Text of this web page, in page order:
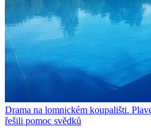
Drama na lomnickém koupališti.
řešili pomoc svědků